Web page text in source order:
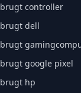
brugt controller
brugt dell
brugt
brugt google pixel
brugt hp